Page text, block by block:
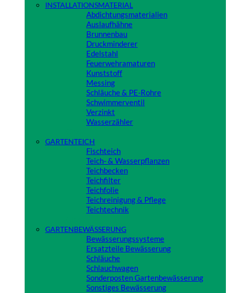
INSTALLATIONSMATERIAL
Abdichtungsmaterialien
Auslaufhähne
Brunnenbau
Druckminderer
Edelstahl
Feuerwehramaturen
Kunststoff
Messing
Schläuche & PE-Rohre
Schwimmerventil
Verzinkt
Wasserzähler
GARTENTEICH
Fischteich
Teich- & Wasserpflanzen
Teichbecken
Teichfilter
Teichfolie
Teichreinigung & Pflege
Teichtechnik
GARTENBEWÄSSERUNG
Bewässerungssysteme
Ersatzteile Bewässerung
Schläuche
Schlauchwagen
Sonderposten Gartenbewässerung
Sonstiges Bewässerung